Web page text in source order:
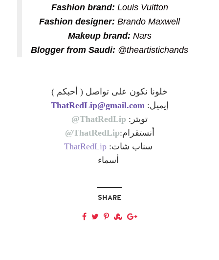
Fashion brand: Louis Vuitton
Fashion designer: Brando Maxwell
Makeup brand: Nars
Blogger from Saudi: @theartistichands
خلونا نكون على تواصل ( أحبكم )
إيميل:ThatRedLip@gmail.com
تويتر: ThatRedLip@
أنستقرام:ThatRedLip@
سناب شات: ThatRedLip
أسماء
SHARE